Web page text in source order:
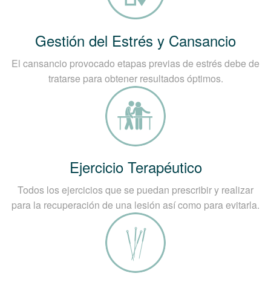
Gestión del Estrés y Cansancio
El cansancio provocado etapas previas de estrés debe de
tratarse para obtener resultados óptimos.
Ejercicio Terapéutico
Todos los ejercicios que se puedan prescribir y realizar
para la recuperación de una lesión así como para evitarla.